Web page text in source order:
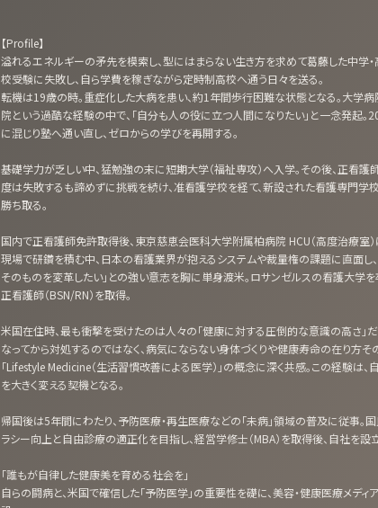
【Profile】
溢れるエネルギーの矛先を模索し、型にはまらない生き方を求めて葛藤した中学・
校受験に失敗し、自ら学費を稼ぎながら定時制高校へ通う日々を送る。
転機は19歳の時。重症化した大病を患い、約1年間歩行困難な状態となる。大学
院という過酷な経験の中で、「自分も人の役に立つ人間になりたい」と一念発起。
に混じり塾へ通い直し、ゼロからの学びを再開する。
基礎学力が乏しい中、猛勉強の末に短期大学（福祉専攻）へ入学。その後、正看護
度は失敗するも諦めずに挑戦を続け、准看護学校を経て、新設された看護専門学
勝ち取る。
国内で正看護師免許取得後、東京慈恵会医科大学附属柏病院 HCU（高度治療室）
現場で研鑽を積む中、日本の看護業界が抱えるシステムや裁量権の課題に直面し、
そのものを変革したい」との強い意志を胸に単身渡米。ロサンゼルスの看護大学を
正看護師（BSN/RN）を取得。
米国在住時、最も衝撃を受けたのは人々の「健康に対する圧倒的な意識の高さ」だ
なってから対処するのではなく、病気にならない身体づくりや健康寿命の在り方そ
「Lifestyle Medicine（生活習慣改善による医学）」の概念に深く共感。この経験は
を大きく変える契機となる。
帰国後は5年間にわたり、予防医療・再生医療などの「未病」領域の普及に従事。
ラシー向上と自由診療の適正化を目指し、経営学修士（MBA）を取得後、自社を設立
「誰もが自律した健康美を育める社会を」
自らの闘病と、米国で確信した「予防医学」の重要性を礎に、美容・健康医療メディア